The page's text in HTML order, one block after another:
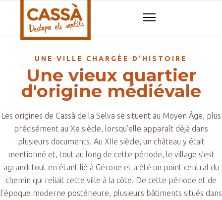
UNE VILLE CHARGÉE D'HISTOIRE
Une vieux quartier
d'origine médiévale
Les origines de Cassà de la Selva se situent au Moyen Âge, plus
précisément au Xe siècle, lorsqu’elle apparaît déjà dans
plusieurs documents. Au XIIe siècle, un château y était
mentionné et, tout au long de cette période, le village s’est
agrandi tout en étant lié à Gérone et a été un point central du
chemin qui reliait cette ville à la côte. De cette période et de
l’époque moderne postérieure, plusieurs bâtiments situés dans